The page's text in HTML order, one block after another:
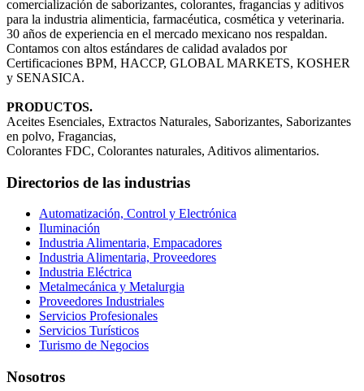
comercialización de saborizantes, colorantes, fragancias y aditivos
para la industria alimenticia, farmacéutica, cosmética y veterinaria.
30 años de experiencia en el mercado mexicano nos respaldan.
Contamos con altos estándares de calidad avalados por
Certificaciones BPM, HACCP, GLOBAL MARKETS, KOSHER
y SENASICA.
PRODUCTOS.
Aceites Esenciales, Extractos Naturales, Saborizantes, Saborizantes
en polvo, Fragancias,
Colorantes FDC, Colorantes naturales, Aditivos alimentarios.
Directorios de las industrias
Automatización, Control y Electrónica
Iluminación
Industria Alimentaria, Empacadores
Industria Alimentaria, Proveedores
Industria Eléctrica
Metalmecánica y Metalurgia
Proveedores Industriales
Servicios Profesionales
Servicios Turísticos
Turismo de Negocios
Nosotros